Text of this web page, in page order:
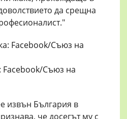
да срещна
Съюз на
извън България в
че досегът му с